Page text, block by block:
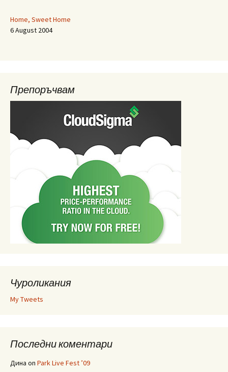
Home, Sweet Home
6 August 2004
Препоръчвам
Чуроликания
My Tweets
Последни коментари
Дина on Park Live Fest ’09